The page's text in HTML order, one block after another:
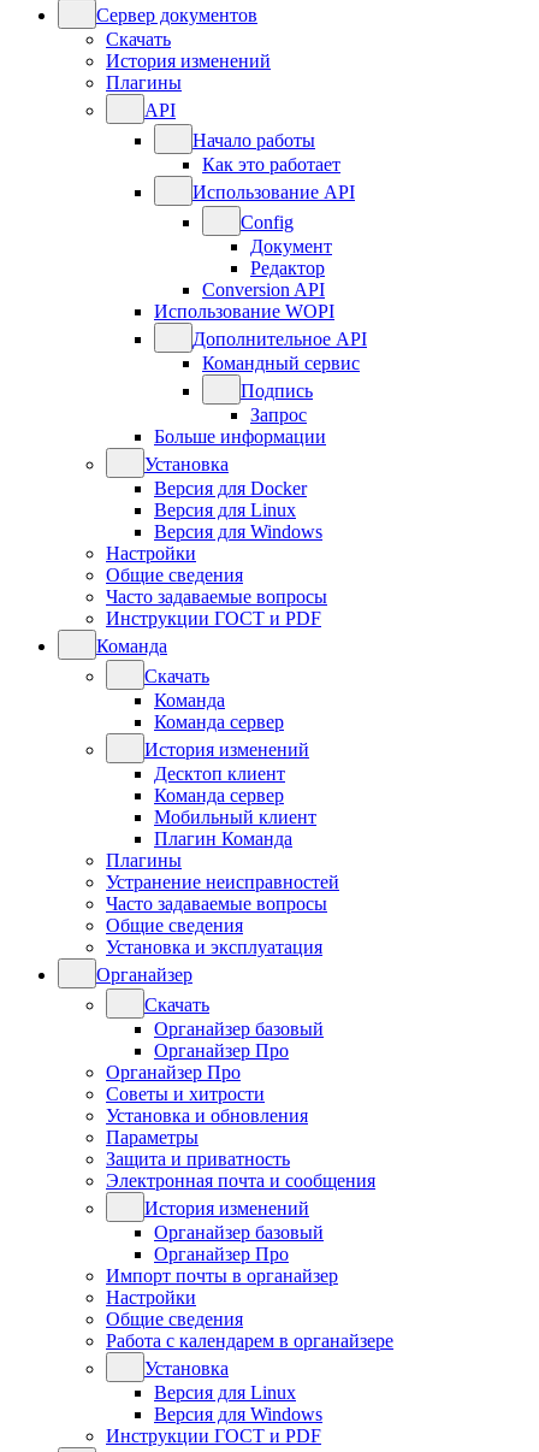
Сервер документов
Скачать
История изменений
Плагины
API
Начало работы
Как это работает
Использование API
Config
Документ
Редактор
Conversion API
Использование WOPI
Дополнительное API
Командный сервис
Подпись
Запрос
Больше информации
Установка
Версия для Docker
Версия для Linux
Версия для Windows
Настройки
Общие сведения
Часто задаваемые вопросы
Инструкции ГОСТ и PDF
Команда
Скачать
Команда
Команда сервер
История изменений
Десктоп клиент
Команда сервер
Мобильный клиент
Плагин Команда
Плагины
Устранение неисправностей
Часто задаваемые вопросы
Общие сведения
Установка и эксплуатация
Органайзер
Скачать
Органайзер базовый
Органайзер Про
Органайзер Про
Советы и хитрости
Установка и обновления
Параметры
Защита и приватность
Электронная почта и сообщения
История изменений
Органайзер базовый
Органайзер Про
Импорт почты в органайзер
Настройки
Общие сведения
Работа с календарем в органайзере
Установка
Версия для Linux
Версия для Windows
Инструкции ГОСТ и PDF